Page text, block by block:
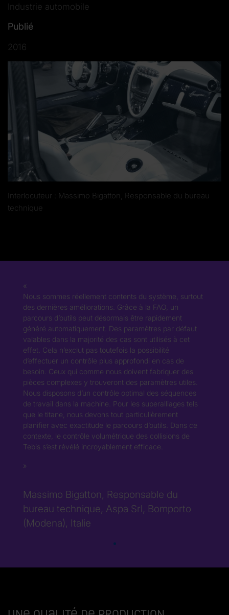
Industrie automobile
Publié
2016
Interlocuteur : Massimo Bigatton, Responsable du bureau
technique
Nous sommes réellement contents du système, surtout
des dernières améliorations. Grâce à la FAO, un
parcours d’outils peut désormais être rapidement
généré automatiquement. Des paramètres par défaut
valables dans la majorité des cas sont utilisés à cet
effet. Cela n’exclut pas toutefois la possibilité
d’effectuer un contrôle plus approfondi en cas de
besoin. Ceux qui comme nous doivent fabriquer des
pièces complexes y trouveront des paramètres utiles.
Nous disposons d’un contrôle optimal des séquences
de travail dans la machine. Pour les superalliages tels
que le titane, nous devons tout particulièrement
planifier avec exactitude le parcours d’outils. Dans ce
contexte, le contrôle volumétrique des collisions de
Tebis s’est révélé incroyablement efficace.
Massimo Bigatton, Responsable du
bureau technique, Aspa Srl, Bomporto
(Modena), Italie